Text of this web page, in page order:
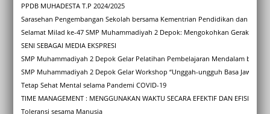
PPDB MUHADESTA T.P 2024/2025
Sarasehan Pengembangan Sekolah bersama Kementrian Pendidikan dan
Selamat Milad ke-47 SMP Muhammadiyah 2 Depok: Mengokohkan Gerakan,
SENI SEBAGAI MEDIA EKSPRESI
SMP Muhammadiyah 2 Depok Gelar Pelatihan Pembelajaran Mendalam bagi
SMP Muhammadiyah 2 Depok Gelar Workshop “Unggah-ungguh Basa Jawi”
Tetap Sehat Mental selama Pandemi COVID-19
TIME MANAGEMENT : MENGGUNAKAN WAKTU SECARA EFEKTIF DAN EFISIEN
Toleransi sesama Manusia